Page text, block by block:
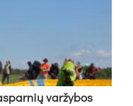
var­žy­bos